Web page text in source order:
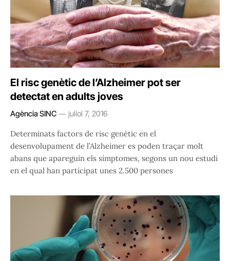
El risc genètic de l’Alzheimer pot ser
detectat en adults joves
Agència SINC juliol 7, 2016
Determinats factors de risc genètic en el
desenvolupament de l’Alzheimer es poden traçar molt
abans que apareguin els símptomes, segons un nou estudi
en el qual han participat unes 2.500 persones